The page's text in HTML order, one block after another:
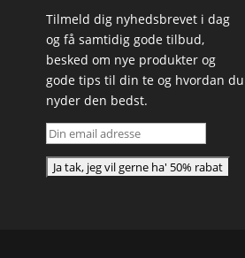
Tilmeld dig nyhedsbrevet i dag
og få samtidig gode tilbud,
besked om nye produkter og
gode tips til din te og hvordan du
nyder den bedst.